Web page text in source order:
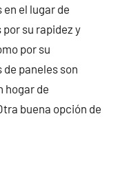
el lugar de
su rapidez y
por su
paneles son
hogar de
buena opción de